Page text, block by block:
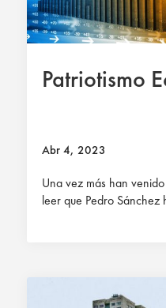
Patriotismo
Abr 4, 2023
Una vez más han
leer que Pedro Sánchez